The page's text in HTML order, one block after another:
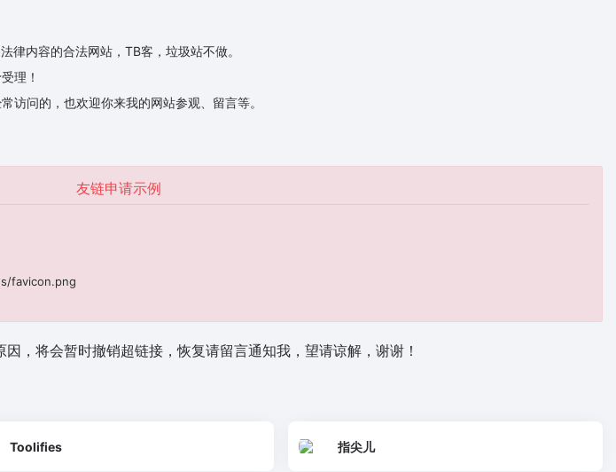
律内容的合法网站，TB客，垃圾站不做。
理！
访问的，也欢迎你来我的网站参观、留言等。
友链申请示例
favicon.png
，将会暂时撤销超链接，恢复请留言通知我，望请谅解，谢谢！
Toolifies 指尖儿